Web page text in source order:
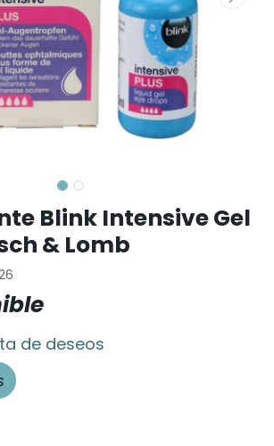
Blink Intensive Gel
& Lomb
de deseos